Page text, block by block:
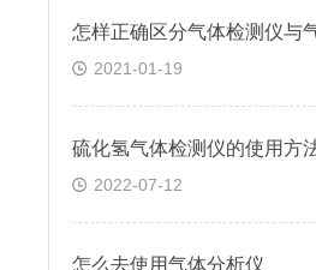
2021-01-19
2022-07-12
怎么去使用气体分析仪